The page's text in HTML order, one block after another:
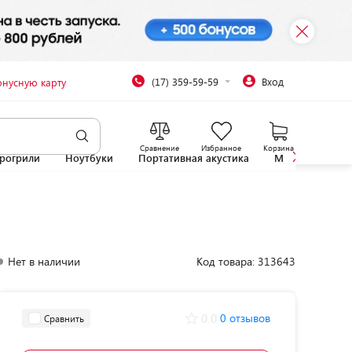
карту (17) 359-59-59 Вход
Сравнение Избранное Корзина
Ноутбуки Портативная акустика
Нет в наличии Код товара: 313643
Сравнить 0 отзывов